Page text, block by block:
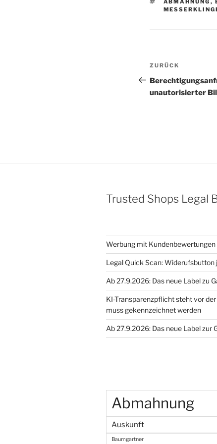
Vorheriger
Beitrag
ZURÜCK
unautorisierter
Trusted Shops Legal
Werbung mit
Legal Quick Scan: Widerufsbutton
Ab 27.9.2026: Das neue Label zu
KI-Transparenzpflicht steht vor
muss gekennzeichnet werden
Ab 27.9.2026: Das neue Label zur
Abmahnung
Auskunft
Baumgartner